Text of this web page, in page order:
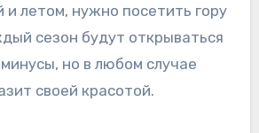
и летом, нужно посетить гору
сезон будут открываться
но в любом случае
своей красотой.